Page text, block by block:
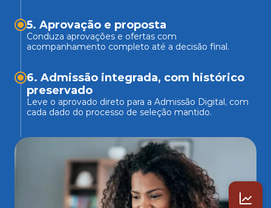
5. Aprovação e proposta
Conduza aprovações e ofertas com
acompanhamento completo até a decisão final.
6. Admissão integrada, com histórico
preservado
Leve o aprovado direto para a Admissão Digital, com
cada dado do processo de seleção mantido.